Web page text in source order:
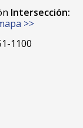
Intersección:
>>
1100